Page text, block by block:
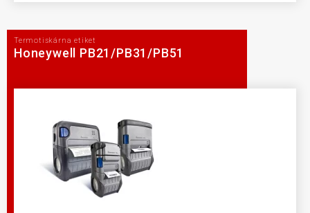
Termotiskárna etiket
Honeywell PB21/PB31/PB51